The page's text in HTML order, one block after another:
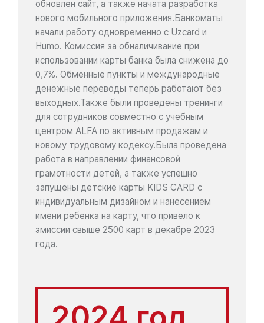
обновлен сайт, а также начата разработка
нового мобильного приложения.Банкоматы
начали работу одновременно с Uzcard и
Humo. Комиссия за обналичивание при
использовании карты банка была снижена до
0,7%. Обменные пункты и международные
денежные переводы теперь работают без
выходных.Также были проведены тренинги
для сотрудников совместно с учебным
центром ALFA по активным продажам и
новому трудовому кодексу.Была проведена
работа в направлении финансовой
грамотности детей, а также успешно
запущены детские карты KIDS CARD с
индивидуальным дизайном и нанесением
имени ребенка на карту, что привело к
эмиссии свыше 2500 карт в декабре 2023
года.